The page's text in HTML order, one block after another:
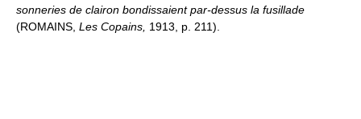
sonneries de clairon bondissaient par-dessus la fusillade
(ROMAINS, Les Copains, 1913, p. 211).